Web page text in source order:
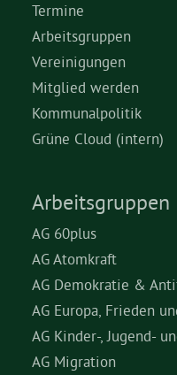
Termine
Arbeitsgruppen
Vereinigungen
Mitglied werden
Kommunalpolitik
Grüne Cloud (intern)
Arbeitsgruppen
AG 60plus
AG Atomkraft
AG Demokratie &
AG Europa, Frieden
AG Kinder-, Jugend-
AG Migration